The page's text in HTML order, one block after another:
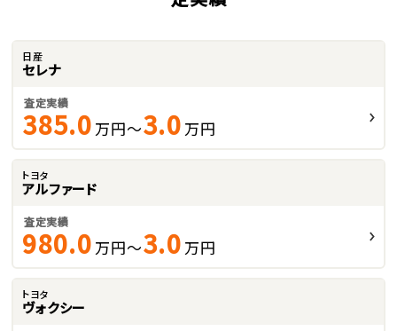
日産
セレナ
査定実績
385.0 万円～3.0 万円
トヨタ
アルファード
査定実績
980.0 万円～3.0 万円
トヨタ
ヴォクシー